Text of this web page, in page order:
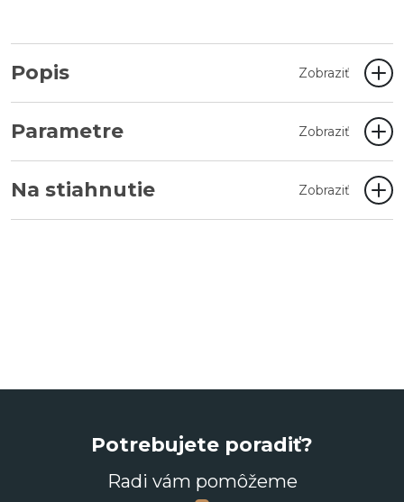
Popis Zobraziť
Parametre Zobraziť
Na stiahnutie Zobraziť
Potrebujete poradiť?
Radi vám pomôžeme